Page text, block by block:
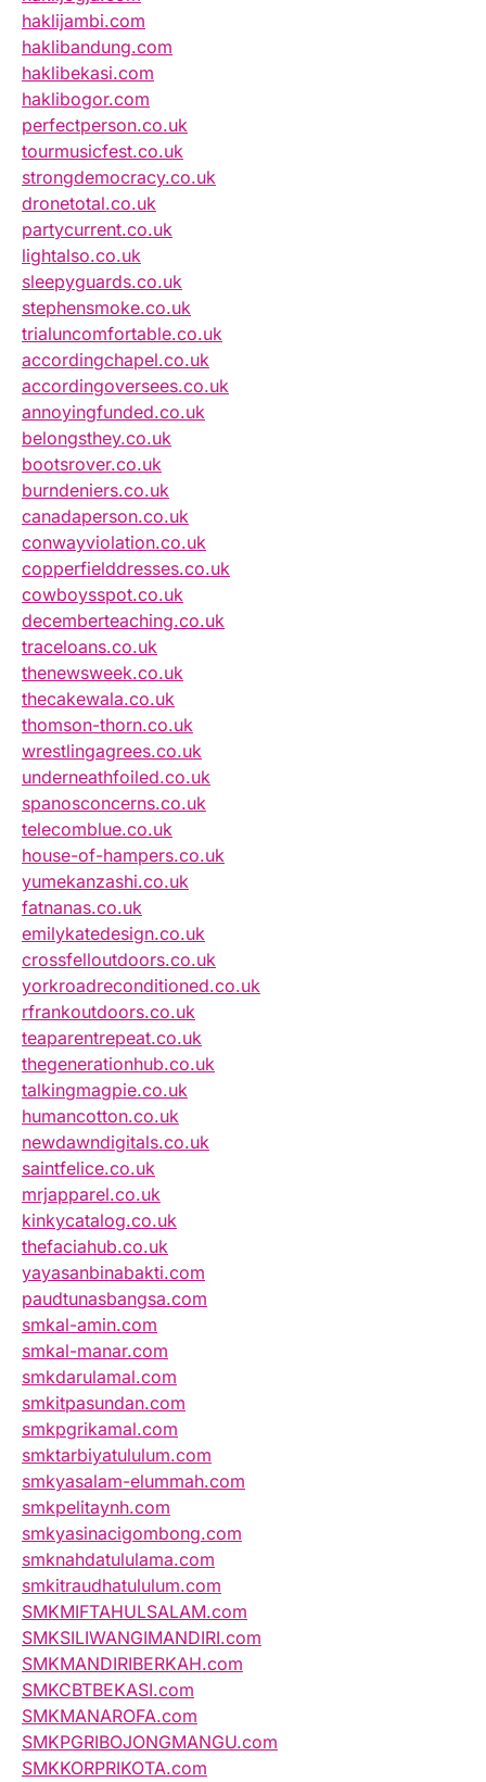
haklijambi.com
haklibandung.com
haklibekasi.com
haklibogor.com
perfectperson.co.uk
tourmusicfest.co.uk
strongdemocracy.co.uk
dronetotal.co.uk
partycurrent.co.uk
lightalso.co.uk
sleepyguards.co.uk
stephensmoke.co.uk
trialuncomfortable.co.uk
accordingchapel.co.uk
accordingoversees.co.uk
annoyingfunded.co.uk
belongsthey.co.uk
bootsrover.co.uk
burndeniers.co.uk
canadaperson.co.uk
conwayviolation.co.uk
copperfielddresses.co.uk
cowboysspot.co.uk
decemberteaching.co.uk
traceloans.co.uk
thenewsweek.co.uk
thecakewala.co.uk
thomson-thorn.co.uk
wrestlingagrees.co.uk
underneathfoiled.co.uk
spanosconcerns.co.uk
telecomblue.co.uk
house-of-hampers.co.uk
yumekanzashi.co.uk
fatnanas.co.uk
emilykatedesign.co.uk
crossfelloutdoors.co.uk
yorkroadreconditioned.co.uk
rfrankoutdoors.co.uk
teaparentrepeat.co.uk
thegenerationhub.co.uk
talkingmagpie.co.uk
humancotton.co.uk
newdawndigitals.co.uk
saintfelice.co.uk
mrjapparel.co.uk
kinkycatalog.co.uk
thefaciahub.co.uk
yayasanbinabakti.com
paudtunasbangsa.com
smkal-amin.com
smkal-manar.com
smkdarulamal.com
smkitpasundan.com
smkpgrikamal.com
smktarbiyatululum.com
smkyasalam-elummah.com
smkpelitaynh.com
smkyasinacigombong.com
smknahdatululama.com
smkitraudhatululum.com
SMKMIFTAHULSALAM.com
SMKSILIWANGIMANDIRI.com
SMKMANDIRIBERKAH.com
SMKCBTBEKASI.com
SMKMANAROFA.com
SMKPGRIBOJONGMANGU.com
SMKKORPRIKOTA.com